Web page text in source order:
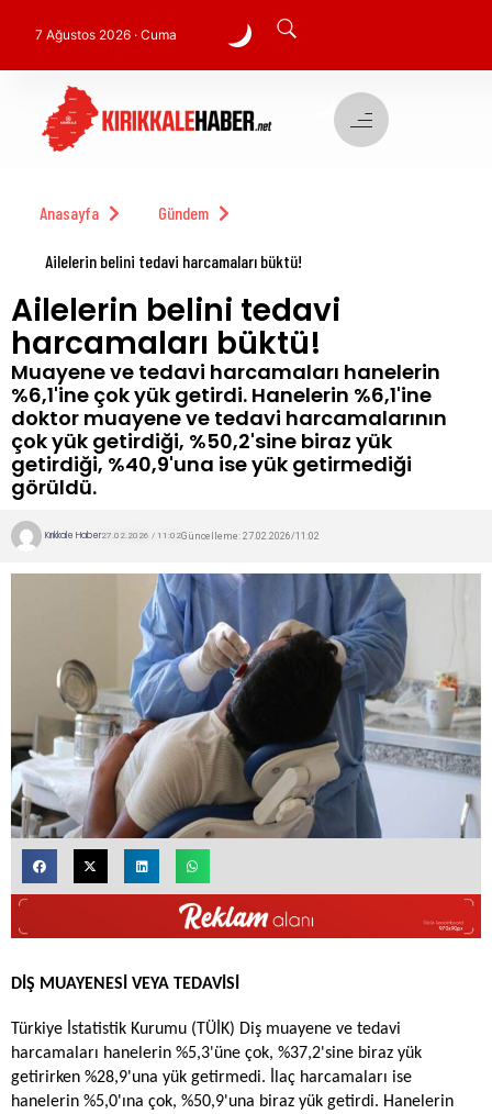
7 Ağustos 2026 · Cuma
Anasayfa Gündem
Ailelerin belini tedavi harcamaları büktü!
Ailelerin belini tedavi
harcamaları büktü!
Muayene ve tedavi harcamaları hanelerin
%6,1'ine çok yük getirdi. Hanelerin %6,1'ine
doktor muayene ve tedavi harcamalarının
çok yük getirdiği, %50,2'sine biraz yük
getirdiği, %40,9'una ise yük getirmediği
görüldü.
Kırıkkale Haber27.02.2026 / 11:02Güncelleme: 27.02.2026/11:02
DİŞ MUAYENESİ VEYA TEDAVİSİ
Türkiye İstatistik Kurumu (TÜİK) Diş muayene ve tedavi
harcamaları hanelerin %5,3'üne çok, %37,2'sine biraz yük
getirirken %28,9'una yük getirmedi. İlaç harcamaları ise
hanelerin %5,0'ına çok, %50,9'una biraz yük getirdi. Hanelerin